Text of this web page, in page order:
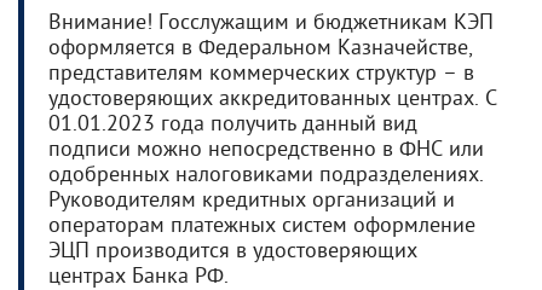
Внимание! Госслужащим и бюджетникам КЭП
оформляется в Федеральном Казначействе,
представителям коммерческих структур – в
удостоверяющих аккредитованных центрах. С
01.01.2023 года получить данный вид
подписи можно непосредственно в ФНС или
одобренных налоговиками подразделениях.
Руководителям кредитных организаций и
операторам платежных систем оформление
ЭЦП производится в удостоверяющих
центрах Банка РФ.